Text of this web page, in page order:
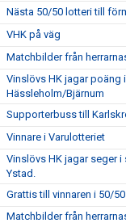
Nästa 50/50 lotteri till
VHK på väg
Matchbilder från
Vinslövs HK jagar poäng
Hässleholm/Bjärnum
Supporterbuss till
Vinnare i Varulotteriet
Vinslövs HK jagar seger i
Ystad.
Grattis till vinnaren i 50/
Matchbilder från